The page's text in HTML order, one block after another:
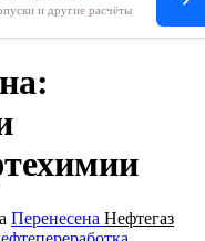
и другие расчёты
Перенесена Нефтегаз